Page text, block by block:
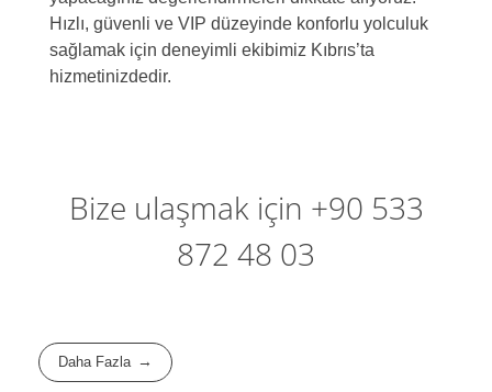
Hızlı, güvenli ve VIP düzeyinde konforlu yolculuk
sağlamak için deneyimli ekibimiz Kıbrıs’ta
hizmetinizdedir.
Bize ulaşmak için +90 533
872 48 03
Daha Fazla